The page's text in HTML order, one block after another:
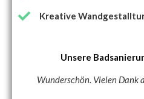
Kreative
Unsere
Wunderschön. Vielen Dank